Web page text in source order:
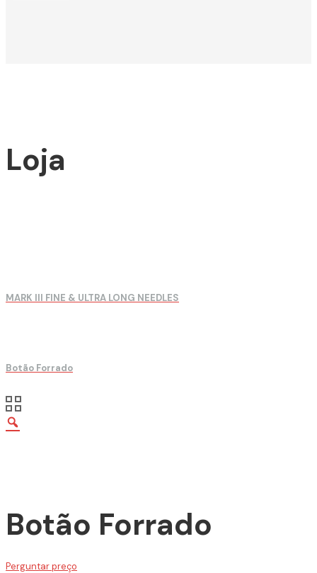
Loja
MARK III FINE & ULTRA LONG NEEDLES
Botão Forrado
Botão Forrado
Perguntar preço